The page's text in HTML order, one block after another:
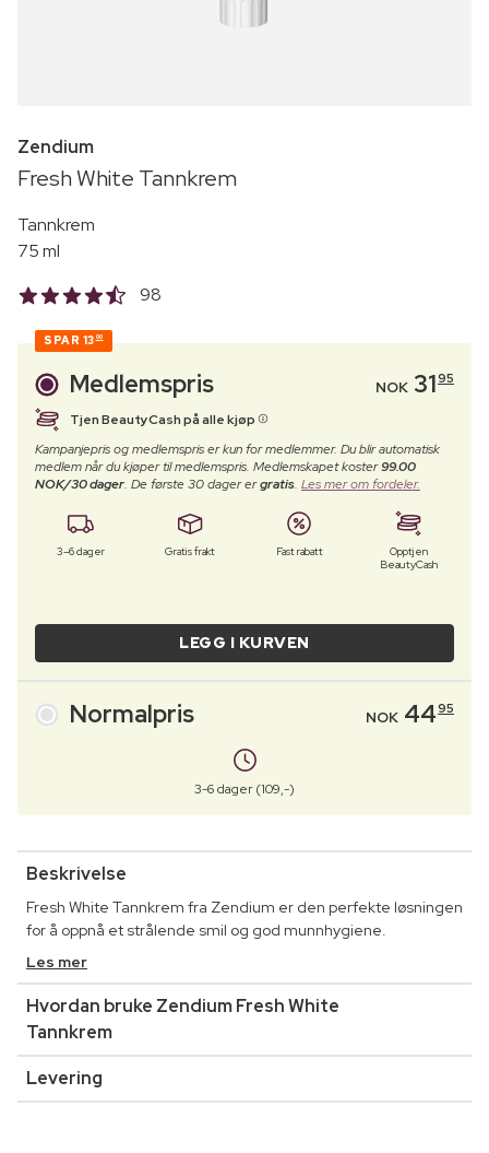
Zendium
Fresh White Tannkrem
Tannkrem
75 ml
98
SPAR 13 00
Medlemspris NOK 3195
Tjen BeautyCash på alle kjøp
Kampanjepris og medlemspris er kun for medlemmer. Du blir automatisk
medlem når du kjøper til medlemspris. Medlemskapet koster99.00
NOK/30 dager. De første 30 dager ergratis. Les mer om fordeler.
3–6 dager Gratis frakt Fast rabatt
Opptjen
BeautyCash
LEGG I KURVEN
Normalpris NOK 4495
3-6 dager (109,-)
Beskrivelse
Fresh White Tannkrem fra Zendium er den perfekte løsningen
for å oppnå et strålende smil og god munnhygiene.
Les mer
Hvordan bruke Zendium Fresh White
Tannkrem
Levering